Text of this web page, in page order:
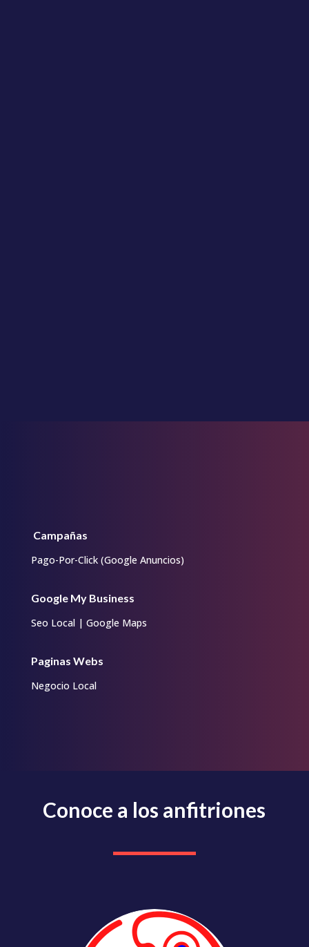
Campañas
Pago-Por-Click (Google Anuncios)
Google My Business
Seo Local | Google Maps
Paginas Webs
Negocio Local
Conoce a los anfitriones